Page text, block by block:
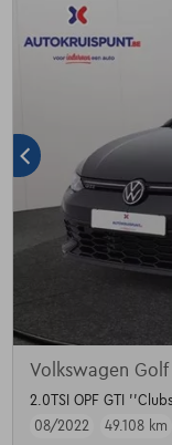
Volkswagen Golf
2.0TSI OPF GTI
08/2022
49.108 km